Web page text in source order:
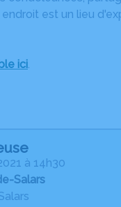
est un lieu
ici.
à 14h30
Salars